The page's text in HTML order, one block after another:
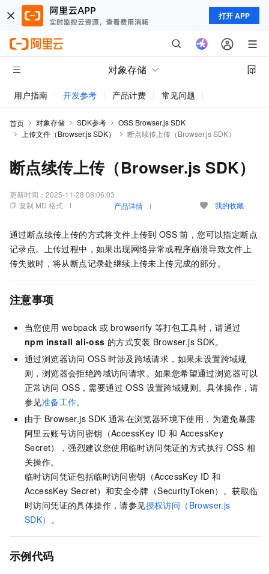
打开 APP
对象存储
用户指南 开发参考 产品计费 常见问题
首页 对象存储 SDK参考
OSS Browser.js SDK
上传文件（Browser.js SDK）
断点续传上传（Browser.js SDK）
断点续传上传（Browser.js SDK）
更新时间： 2025-11-28 08:06:03
复制 MD 格式
产品详情 我的收藏
通过断点续传上传的方式将文件上传到 OSS 前，您可以指定断点
记录点。上传过程中，如果出现网络异常或程序崩溃导致文件上
传失败时，将从断点记录处继续上传未上传完成的部分。
注意事项
当您使用 webpack 或 browserify 等打包工具时，请通过
npm install ali-oss 的方式安装 Browser.js SDK。
通过浏览器访问 OSS 时涉及跨域请求，如果未设置跨域规
则，浏览器会拒绝跨域访问请求。如果您希望通过浏览器可以
正常访问 OSS，需要通过 OSS 设置跨域规则。具体操作，请
参见准备工作。
由于 Browser.js SDK 通常在浏览器环境下使用，为避免暴露
阿里云账号访问密钥（AccessKey ID 和 AccessKey
Secret），强烈建议您使用临时访问凭证的方式执行 OSS 相
关操作。
临时访问凭证包括临时访问密钥（AccessKey ID 和
AccessKey Secret）和安全令牌（SecurityToken）。获取临
时访问凭证的具体操作，请参见授权访问（Browser.js
SDK） 。
示例代码